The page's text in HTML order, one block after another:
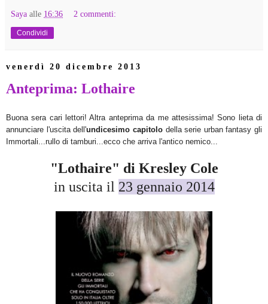
Saya alle 16:36 2 commenti:
Condividi
venerdì 20 dicembre 2013
Anteprima: Lothaire
Buona sera cari lettori! Altra anteprima da me attesissima! Sono lieta di
annunciare l'uscita dell'undicesimo capitolodella serie urban fantasy gli
Immortali...rullo di tamburi...ecco che arriva l'antico nemico...
"Lothaire" di Kresley Cole
in uscita il 23 gennaio 2014